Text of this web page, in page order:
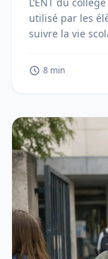
utilisé par les
suivre la vie
8 min